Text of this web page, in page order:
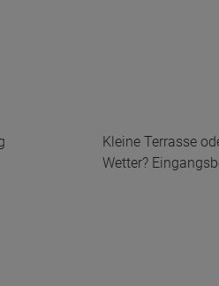
Kleine Terrasse
Wetter?